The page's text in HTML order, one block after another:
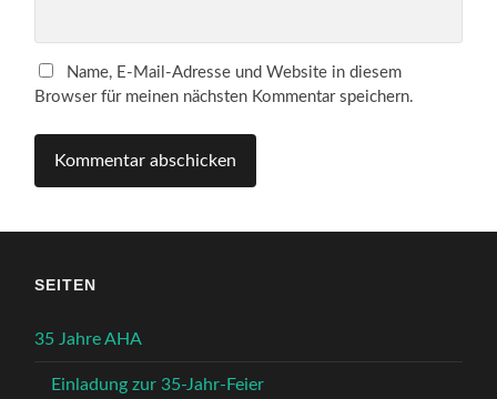
Name, E-Mail-Adresse und Website in diesem
Browser für meinen nächsten Kommentar speichern.
SEITEN
35 Jahre AHA
Einladung zur 35-Jahr-Feier